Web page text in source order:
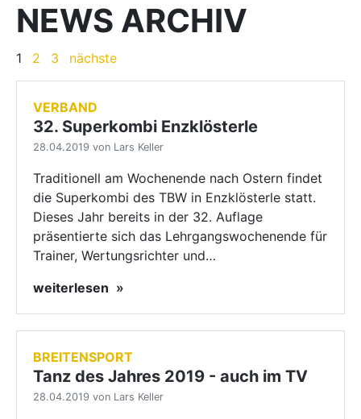
NEWS ARCHIV
1 2 3 nächste
VERBAND
32. Superkombi Enzklösterle
28.04.2019 von Lars Keller
Traditionell am Wochenende nach Ostern findet
die Superkombi des TBW in Enzklösterle statt.
Dieses Jahr bereits in der 32. Auflage
präsentierte sich das Lehrgangswochenende für
Trainer, Wertungsrichter und…
weiterlesen
BREITENSPORT
Tanz des Jahres 2019 - auch im TV
28.04.2019 von Lars Keller